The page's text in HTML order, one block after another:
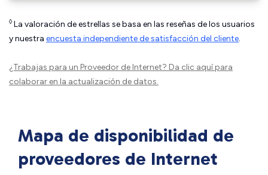
◊ La valoración de estrellas se basa en las reseñas de los usuarios
y nuestra encuesta independiente de satisfacción del cliente.
¿Trabajas para un Proveedor de Internet? Da clic aquípara
colaborar en la actualización de datos.
Mapa de disponibilidad de
proveedores de Internet